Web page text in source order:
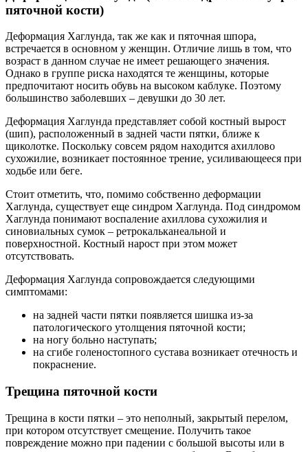
пяточной кости)
Деформация Хаглунда, так же как и пяточная шпора,
встречается в основном у женщин. Отличие лишь в том, что
возраст в данном случае не имеет решающего значения.
Однако в группе риска находятся те женщины, которые
предпочитают носить обувь на высоком каблуке. Поэтому
большинство заболевших – девушки до 30 лет.
Деформация Хаглунда представляет собой костный вырост
(шип), расположенный в задней части пятки, ближе к
щиколотке. Поскольку совсем рядом находится ахиллово
сухожилие, возникает постоянное трение, усиливающееся при
ходьбе или беге.
Стоит отметить, что, помимо собственно деформации
Хаглунда, существует еще синдром Хаглунда. Под синдромом
Хаглунда понимают воспаление ахиллова сухожилия и
синовиальных сумок – ретрокальканеальной и
поверхностной. Костный нарост при этом может
отсутствовать.
Деформация Хаглунда сопровождается следующими
симптомами:
на задней части пятки появляется шишка из-за
патологического утолщения пяточной кости;
на ногу больно наступать;
на сгибе голеностопного сустава возникает отечность и
покраснение.
Трещина пяточной кости
Трещина в кости пятки – это неполный, закрытый перелом,
при котором отсутствует смещение. Получить такое
повреждение можно при падении с большой высоты или в